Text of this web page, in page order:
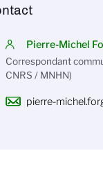
Pierre-Michel
Correspondant
CNRS / MNHN)
pierre-